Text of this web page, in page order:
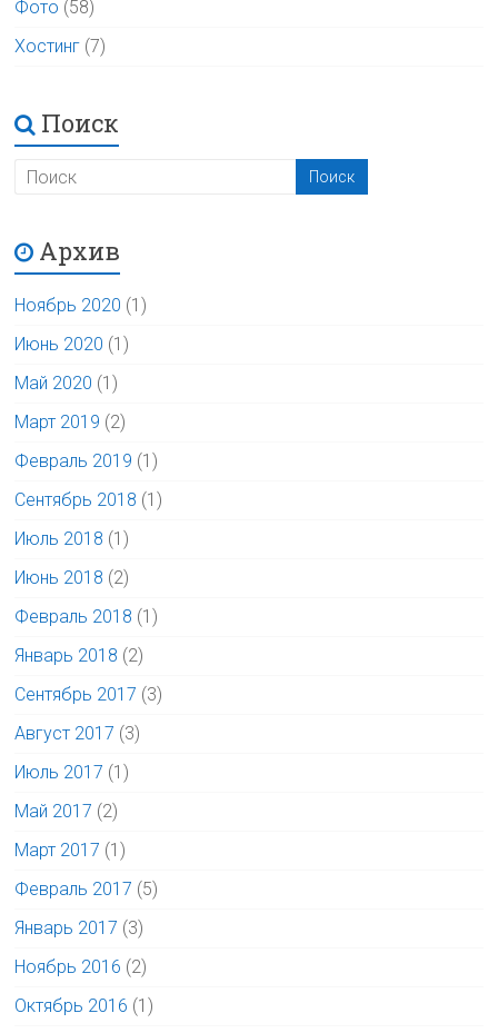
Фото (58)
Хостинг (7)
Поиск
Архив
Ноябрь 2020 (1)
Июнь 2020 (1)
Май 2020 (1)
Март 2019 (2)
Февраль 2019 (1)
Сентябрь 2018 (1)
Июль 2018 (1)
Июнь 2018 (2)
Февраль 2018 (1)
Январь 2018 (2)
Сентябрь 2017 (3)
Август 2017 (3)
Июль 2017 (1)
Май 2017 (2)
Март 2017 (1)
Февраль 2017 (5)
Январь 2017 (3)
Ноябрь 2016 (2)
Октябрь 2016 (1)